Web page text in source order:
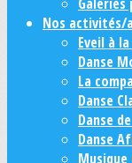
Nos activités/
Eveil à
Danse
La
Danse
Danse
Danse